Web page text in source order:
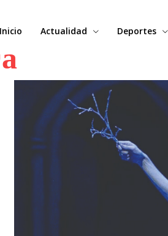
Inicio Actualidad Deportes